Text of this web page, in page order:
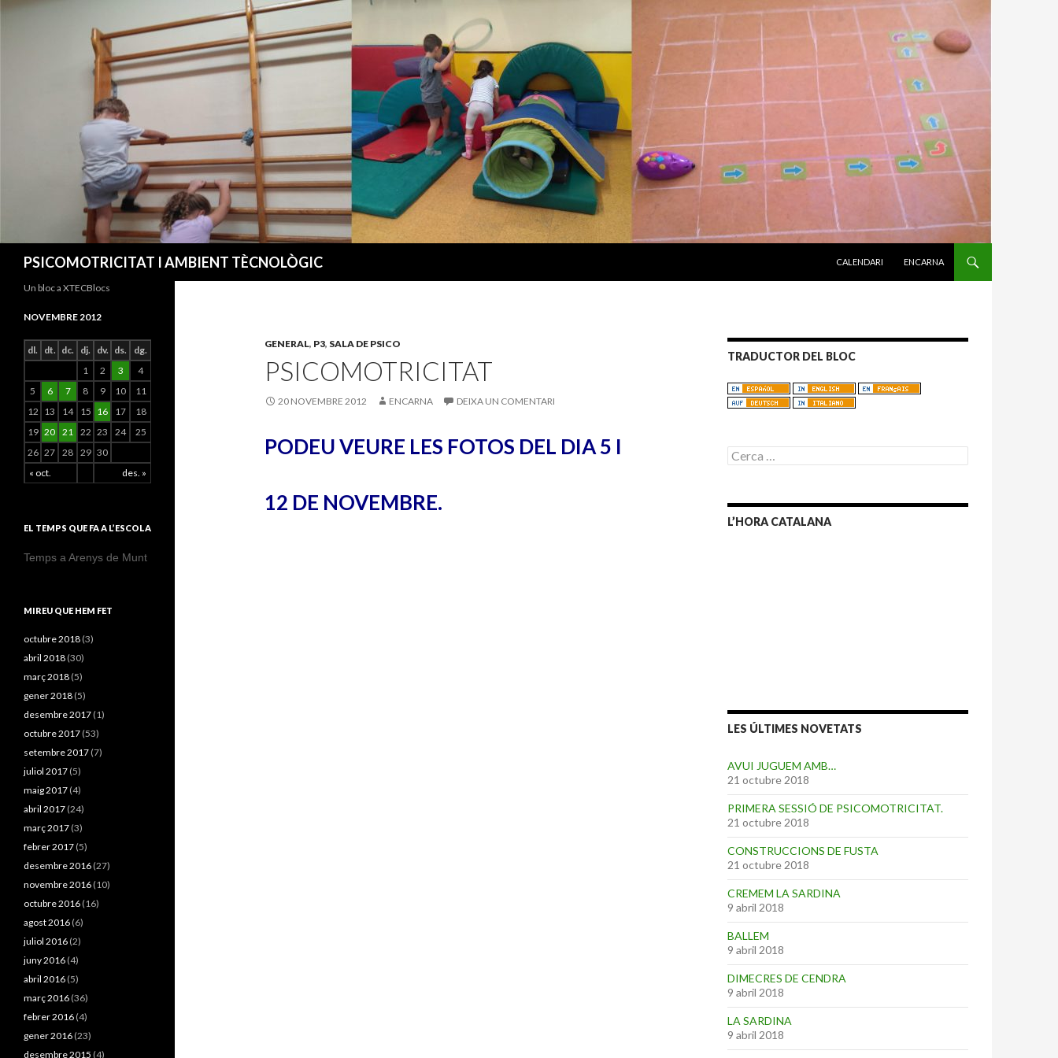
PSICOMOTRICITAT I AMBIENT TÈCNOLÒGIC
CALENDARI
ENCARNA
GENERAL, P3, SALA DE PSICO
PSICOMOTRICITAT
20 NOVEMBRE 2012 ENCARNA DEIXA UN COMENTARI
PODEU VEURE LES FOTOS DEL DIA 5 I
12 DE NOVEMBRE.
TRADUCTOR DEL BLOC
C
e
a
:L’HORA CATALANA
LES ÚLTIMES NOVETATS
AVUI JUGUEM AMB…
21 octubre 2018
PRIMERA SESSIÓ DE PSICOMOTRICITAT.
21 octubre 2018
CONSTRUCCIONS DE FUSTA
21 octubre 2018
CREMEM LA SARDINA
9 abril 2018
BALLEM
9 abril 2018
DIMECRES DE CENDRA
9 abril 2018
LA SARDINA
9 abril 2018
Un bloc a XTECBlocs
NOVEMBRE 2012
dl. dt. dc. dj. dv. ds. dg.
« oct. des. »
1 2 3
4
5
6 7 8 9 10
11
12 13 14 15 16 17
18
19 20 21 22 23 24
25
26 27 28 29 30
EL TEMPS QUE FA A L’ESCOLA
Temps a Arenys de Munt
MIREU QUE HEM FET
octubre 2018 (3)
abril 2018 (30)
març 2018 (5)
gener 2018 (5)
desembre 2017 (1)
octubre 2017 (53)
setembre 2017 (7)
juliol 2017 (5)
maig 2017 (4)
abril 2017 (24)
març 2017 (3)
febrer 2017 (5)
desembre 2016 (27)
novembre 2016 (10)
octubre 2016 (16)
agost 2016 (6)
juliol 2016 (2)
juny 2016 (4)
abril 2016 (5)
març 2016 (36)
febrer 2016 (4)
gener 2016 (23)
desembre 2015 (4)